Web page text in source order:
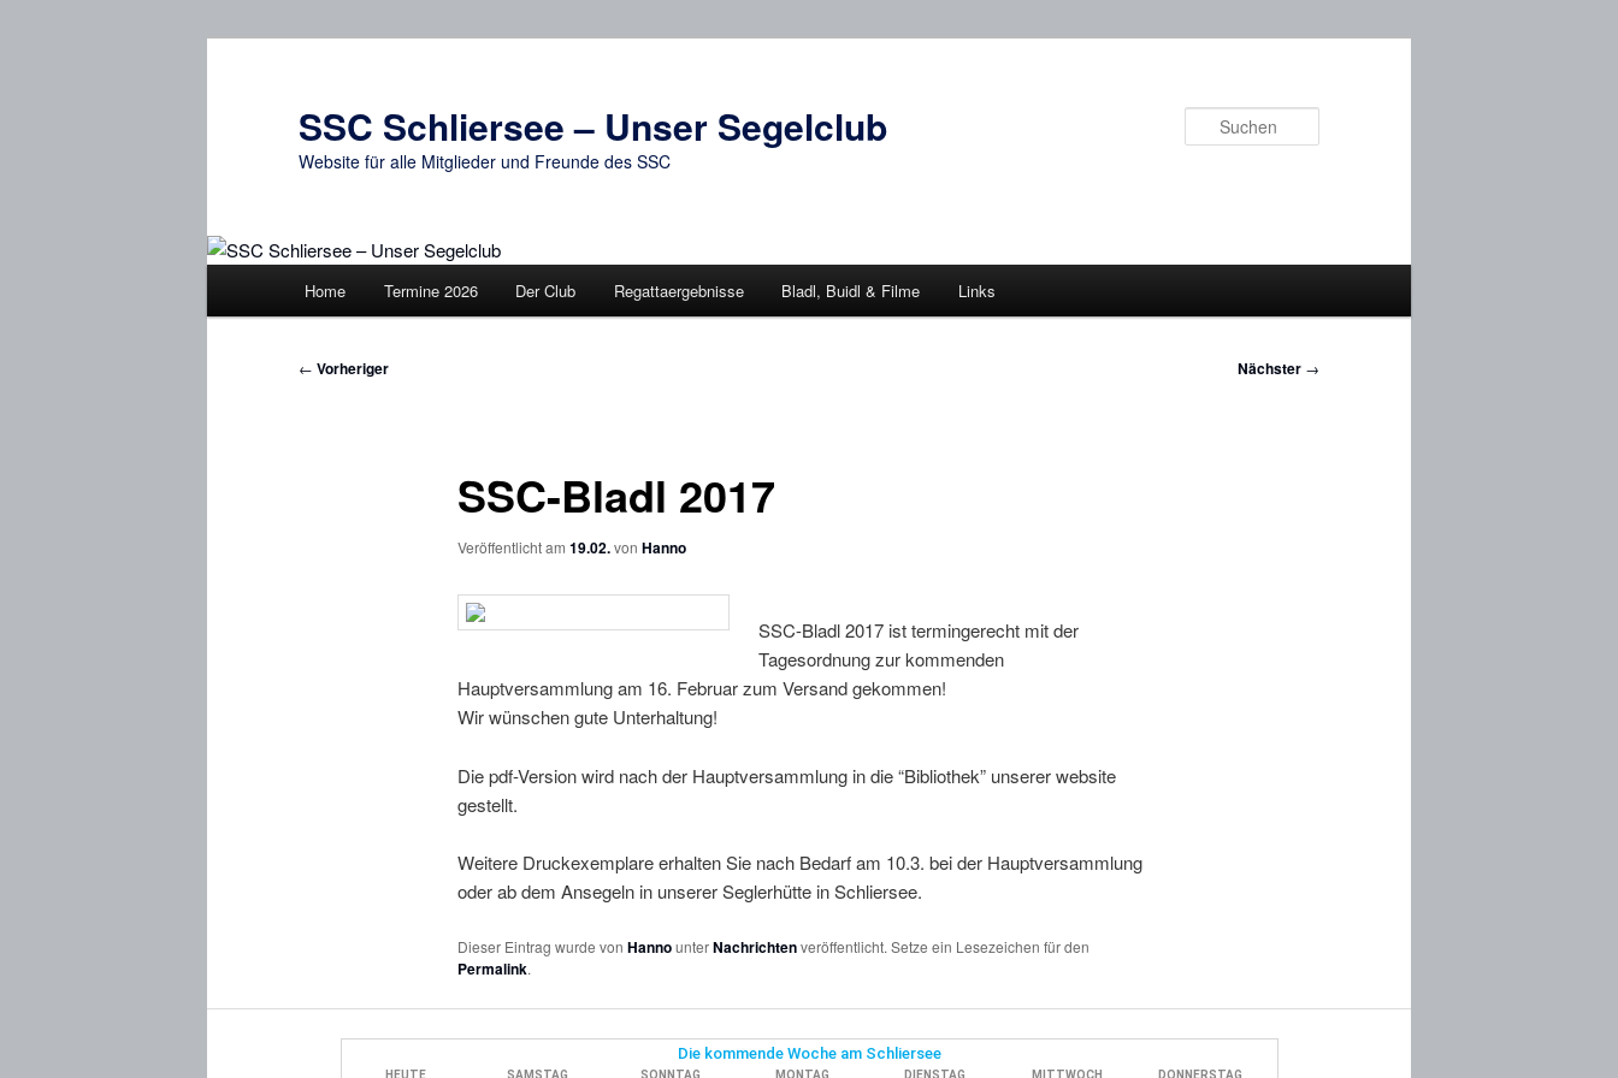
SSC Schliersee – Unser Segelclub
Website für alle Mitglieder und Freunde des SSC
Home Termine 2026 Der Club Regattaergebnisse Bladl, Buidl & Filme Links
Beitragsnavigation
← Vorheriger Nächster →
SSC-Bladl 2017
Veröffentlicht am 19.02.von Hanno
SSC-Bladl 2017 ist termingerecht mit der
Tagesordnung zur kommenden
Hauptversammlung am 16. Februar zum Versand gekommen!
Wir wünschen gute Unterhaltung!
Die pdf-Version wird nach der Hauptversammlung in die “Bibliothek” unserer website
gestellt.
Weitere Druckexemplare erhalten Sie nach Bedarf am 10.3. bei der Hauptversammlung
oder ab dem Ansegeln in unserer Seglerhütte in Schliersee.
Dieser Eintrag wurde von HannounterNachrichtenveröffentlicht. Setze ein Lesezeichen für den
Permalink.